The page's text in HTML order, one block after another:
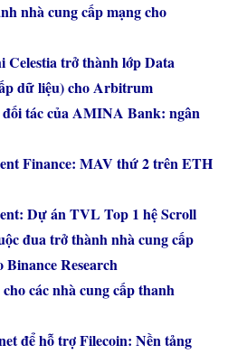
nhà cung cấp mạng cho
trở thành lớp Data
dữ liệu) cho Arbitrum
tác của AMINA Bank: ngân
Finance: MAV thứ 2 trên ETH
Dự án TVL Top 1 hệ Scroll
đua trở thành nhà cung cấp
Binance Research
các nhà cung cấp thanh
để hỗ trợ Filecoin: Nền tảng